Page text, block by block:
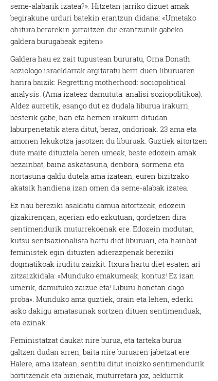
seme-alabarik izatea?». Hitzetan jarriko dizuet amak
begirakune urduri batekin erantzun didana: «Umetako
ohitura berarekin jarraitzen du: erantzunik gabeko
galdera burugabeak egiten».
Galdera hau ez zait tupustean bururatu, Orna Donath
soziologo israeldarrak argitaratu berri duen liburuaren
harira baizik: Regretting motherhood: sociopolitical
analysis. (Ama izateaz damututa: analisi soziopolitikoa).
Aldez aurretik, esango dut ez dudala liburua irakurri,
besterik gabe, han eta hemen irakurri ditudan
laburpenetatik atera ditut, beraz, ondorioak. 23 ama eta
amonen lekukotza jasotzen du liburuak. Guztiek aitortzen
dute maite dituztela beren umeak, beste edozein amak
bezainbat, baina askatasuna, denbora, sormena eta
nortasuna galdu dutela ama izatean; euren bizitzako
akatsik handiena izan omen da seme-alabak izatea.
Ez nau bereziki asaldatu damua aitortzeak; edozein
gizakirengan, agerian edo ezkutuan, gordetzen dira
sentimendurik muturrekoenak ere. Edozein modutan,
kutsu sentsazionalista hartu diot liburuari, eta hainbat
feministek egin dituzten adierazpenak bereziki
dogmatikoak iruditu zaizkit. Itxura hartu diet esaten ari
zitzaizkidala: «Munduko emakumeak, kontuz! Ez izan
umerik, damutuko zaizue eta! Liburu honetan dago
proba». Munduko ama guztiek, orain eta lehen, ederki
asko dakigu amatasunak sortzen dituen sentimenduak,
eta ezinak.
Feministatzat daukat nire burua, eta tarteka burua
galtzen dudan arren, baita nire buruaren jabetzat ere.
Halere, ama izatean, sentitu ditut inoizko sentimendurik
bortitzenak eta bizienak, muturretara joz, beldurrik